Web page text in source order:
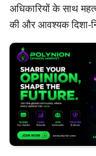
अधिकारियों के साथ
की और आवश्यक दिशा-